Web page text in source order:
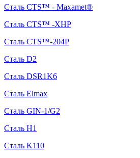
Сталь CTS™ - Maxamet®
Сталь CTS™ -XHP
Сталь CTS™-204P
Сталь D2
Сталь DSR1K6
Сталь Elmax
Сталь GIN-1/G2
Сталь H1
Сталь K110